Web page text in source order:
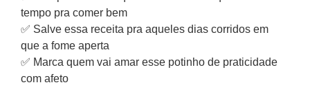
tempo pra comer bem
✅ Salve essa receita pra aqueles dias corridos em
que a fome aperta
✅ Marca quem vai amar esse potinho de praticidade
com afeto